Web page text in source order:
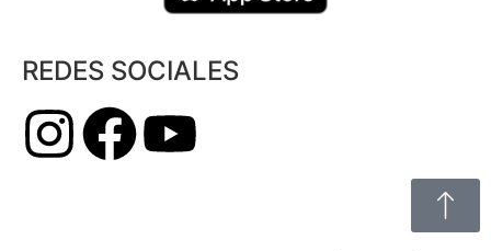
REDES SOCIALES